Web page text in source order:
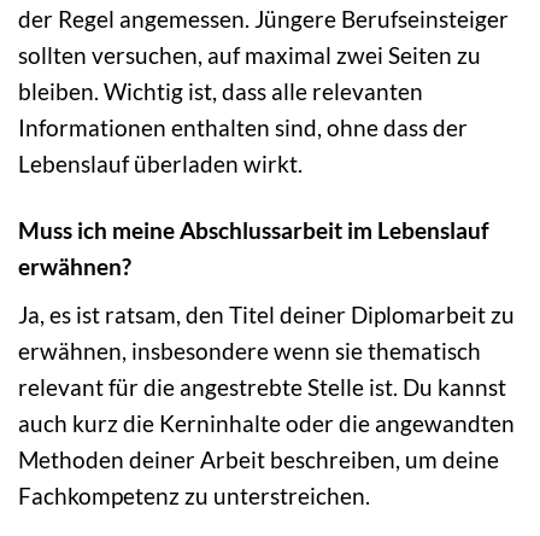
der Regel angemessen. Jüngere Berufseinsteiger
sollten versuchen, auf maximal zwei Seiten zu
bleiben. Wichtig ist, dass alle relevanten
Informationen enthalten sind, ohne dass der
Lebenslauf überladen wirkt.
Muss ich meine Abschlussarbeit im Lebenslauf
erwähnen?
Ja, es ist ratsam, den Titel deiner Diplomarbeit zu
erwähnen, insbesondere wenn sie thematisch
relevant für die angestrebte Stelle ist. Du kannst
auch kurz die Kerninhalte oder die angewandten
Methoden deiner Arbeit beschreiben, um deine
Fachkompetenz zu unterstreichen.